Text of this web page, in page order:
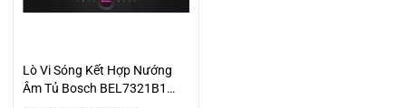
Lò Vi Sóng Kết Hợp Nướng
Âm Tủ Bosch BEL7321B1